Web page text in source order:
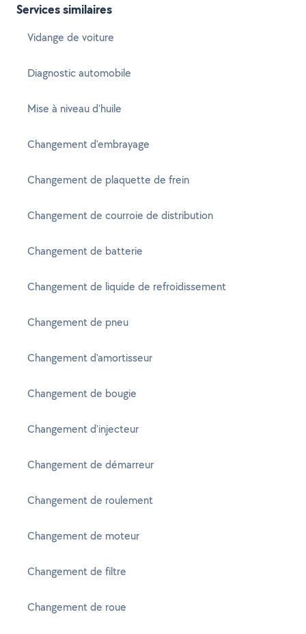
Services similaires
Vidange de voiture
Diagnostic automobile
Mise à niveau d'huile
Changement d'embrayage
Changement de plaquette de frein
Changement de courroie de distribution
Changement de batterie
Changement de liquide de refroidissement
Changement de pneu
Changement d'amortisseur
Changement de bougie
Changement d'injecteur
Changement de démarreur
Changement de roulement
Changement de moteur
Changement de filtre
Changement de roue